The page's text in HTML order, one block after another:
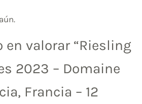
en valorar “Riesling
2023 – Domaine
Francia – 12